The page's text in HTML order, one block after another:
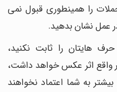
را همینطوری قبول نمی
عمل نشان بدهید.
هایتان را ثابت نکنید،
واقع اثر عکس خواهد داشت،
به شما اعتماد نخواهند